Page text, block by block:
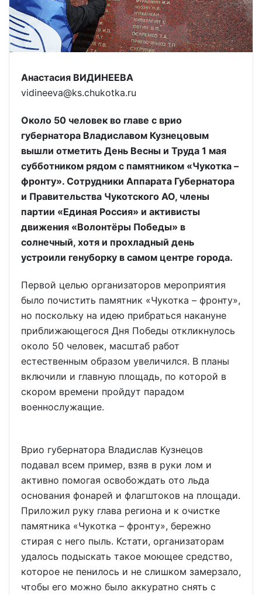
Анастасия ВИДИНЕЕВА
vidineeva@ks.chukotka.ru
Около 50 человек во главе с врио
губернатора Владиславом Кузнецовым
вышли отметить День Весны и Труда 1 мая
субботником рядом с памятником «Чукотка –
фронту». Сотрудники Аппарата Губернатора
и Правительства Чукотского АО, члены
партии «Единая Россия» и активисты
движения «Волонтёры Победы» в
солнечный, хотя и прохладный день
устроили генуборку в самом центре города.
Первой целью организаторов мероприятия
было почистить памятник «Чукотка – фронту»,
но поскольку на идею прибраться накануне
приближающегося Дня Победы откликнулось
около 50 человек, масштаб работ
естественным образом увеличился. В планы
включили и главную площадь, по которой в
скором времени пройдут парадом
военнослужащие.
Врио губернатора Владислав Кузнецов
подавал всем пример, взяв в руки лом и
активно помогая освобождать ото льда
основания фонарей и флагштоков на площади.
Приложил руку глава региона и к очистке
памятника «Чукотка – фронту», бережно
стирая с него пыль. Кстати, организаторам
удалось подыскать такое моющее средство,
которое не пенилось и не слишком замерзало,
чтобы его можно было аккуратно снять с